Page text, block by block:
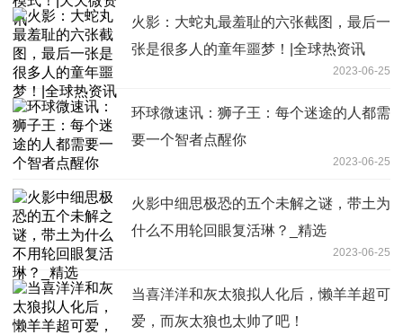
火影：大蛇丸最羞耻的六张截图，最后一
张是很多人的童年噩梦！|全球热资讯
2023-06-25
环球微速讯：狮子王：每个迷途的人都需
要一个智者点醒你
2023-06-25
火影中细思极恐的五个未解之谜，带土为
什么不用轮回眼复活琳？_精选
2023-06-25
当喜洋洋和灰太狼拟人化后，懒羊羊超可
爱，而灰太狼也太帅了吧！